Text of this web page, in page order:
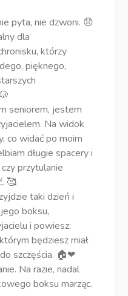
pyta, nie dzwoni. 😞
dla
którzy
pięknego,
seniorem, jestem
Na widok
co widać po moim
długie spacery i
przytulanie
🥰
taki dzień i
boksu,
i powiesz:
będziesz miał
szczęścia. 🏠❤
Na razie, nadal
boksu marząc.